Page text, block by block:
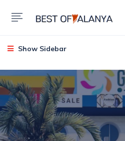
Show Sidebar